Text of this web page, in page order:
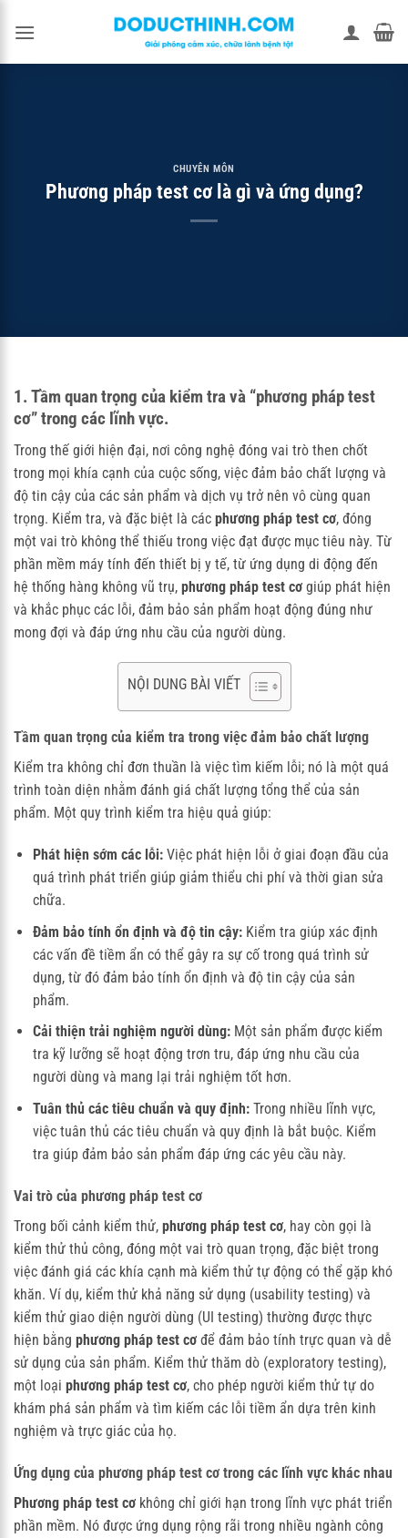
qua
CHUYÊN MÔN
Phương pháp test cơ là gì và ứng dụng?
1. Tầm quan trọng của kiểm tra và “phương pháp test
cơ” trong các lĩnh vực.
Trong thế giới hiện đại, nơi công nghệ đóng vai trò then chốt
trong mọi khía cạnh của cuộc sống, việc đảm bảo chất lượng và
độ tin cậy của các sản phẩm và dịch vụ trở nên vô cùng quan
trọng. Kiểm tra, và đặc biệt là các phương pháp test cơ, đóng
một vai trò không thể thiếu trong việc đạt được mục tiêu này. Từ
phần mềm máy tính đến thiết bị y tế, từ ứng dụng di động đến
hệ thống hàng không vũ trụ, phương pháp test cơ giúp phát hiện
và khắc phục các lỗi, đảm bảo sản phẩm hoạt động đúng như
mong đợi và đáp ứng nhu cầu của người dùng.
NỘI DUNG BÀI VIẾT
Tầm quan trọng của kiểm tra trong việc đảm bảo chất lượng
Kiểm tra không chỉ đơn thuần là việc tìm kiếm lỗi; nó là một quá
trình toàn diện nhằm đánh giá chất lượng tổng thể của sản
phẩm. Một quy trình kiểm tra hiệu quả giúp:
Phát hiện sớm các lỗi:Việc phát hiện lỗi ở giai đoạn đầu của
quá trình phát triển giúp giảm thiểu chi phí và thời gian sửa
chữa.
Đảm bảo tính ổn định và độ tin cậy:Kiểm tra giúp xác định
các vấn đề tiềm ẩn có thể gây ra sự cố trong quá trình sử
dụng, từ đó đảm bảo tính ổn định và độ tin cậy của sản
phẩm.
Cải thiện trải nghiệm người dùng:Một sản phẩm được kiểm
tra kỹ lưỡng sẽ hoạt động trơn tru, đáp ứng nhu cầu của
người dùng và mang lại trải nghiệm tốt hơn.
Tuân thủ các tiêu chuẩn và quy định:Trong nhiều lĩnh vực,
việc tuân thủ các tiêu chuẩn và quy định là bắt buộc. Kiểm
tra giúp đảm bảo sản phẩm đáp ứng các yêu cầu này.
Vai trò của phương pháp test cơ
Trong bối cảnh kiểm thử, phương pháp test cơ, hay còn gọi là
kiểm thử thủ công, đóng một vai trò quan trọng, đặc biệt trong
việc đánh giá các khía cạnh mà kiểm thử tự động có thể gặp khó
khăn. Ví dụ, kiểm thử khả năng sử dụng (usability testing) và
kiểm thử giao diện người dùng (UI testing) thường được thực
hiện bằng phương pháp test cơ để đảm bảo tính trực quan và dễ
sử dụng của sản phẩm. Kiểm thử thăm dò (exploratory testing),
một loại phương pháp test cơ, cho phép người kiểm thử tự do
khám phá sản phẩm và tìm kiếm các lỗi tiềm ẩn dựa trên kinh
nghiệm và trực giác của họ.
Ứng dụng của phương pháp test cơ trong các lĩnh vực khác nhau
Phương pháp test cơ không chỉ giới hạn trong lĩnh vực phát triển
phần mềm. Nó được ứng dụng rộng rãi trong nhiều ngành công